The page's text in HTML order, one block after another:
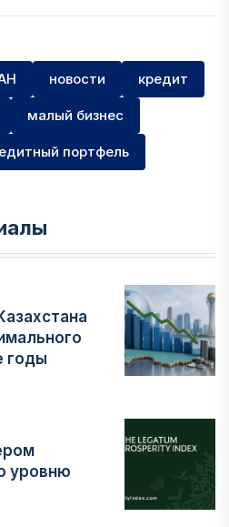
новости кредит
малый бизнес
портфель
годы
уровню